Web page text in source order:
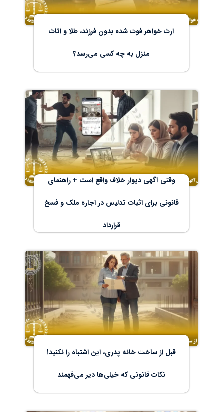
ارث خواهر فوت‌ شده بدون فرزند، طلا و اثاث
منزل به چه کسی می‌رسد؟
وقتی آگهی دیوار خلاف واقع است + راهنمای
قانونی برای اثبات تدلیس در اجاره ملک و فسخ
قرارداد
قبل از ساخت خانه پدری، این اشتباه را نکنید!
نکات قانونی که خیلی‌ها دیر می‌فهمند